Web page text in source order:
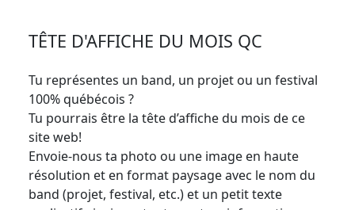
TÊTE D'AFFICHE DU MOIS QC
Tu représentes un band, un projet ou un festival
100% québécois ?
Tu pourrais être la tête d’affiche du mois de ce
site web!
Envoie-nous ta photo ou une image en haute
résolution et en format paysage avec le nom du
band (projet, festival, etc.) et un petit texte